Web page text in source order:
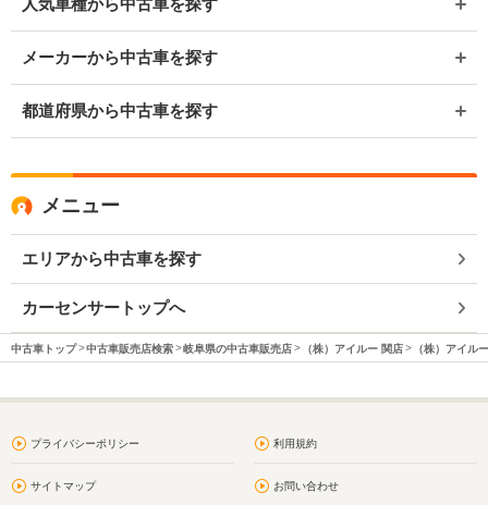
人気車種から中古車を探す
メーカーから中古車を探す
都道府県から中古車を探す
メニュー
エリアから中古車を探す
カーセンサートップへ
中古車トップ 中古車販売店検索 岐阜県の中古車販売店 （株）アイルー 関店 （株）アイル
プライバシーポリシー 利用規約
サイトマップ お問い合わせ